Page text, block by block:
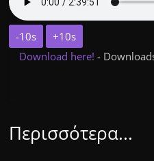
-10s
+10s
Download here!-
Περισσότερα...